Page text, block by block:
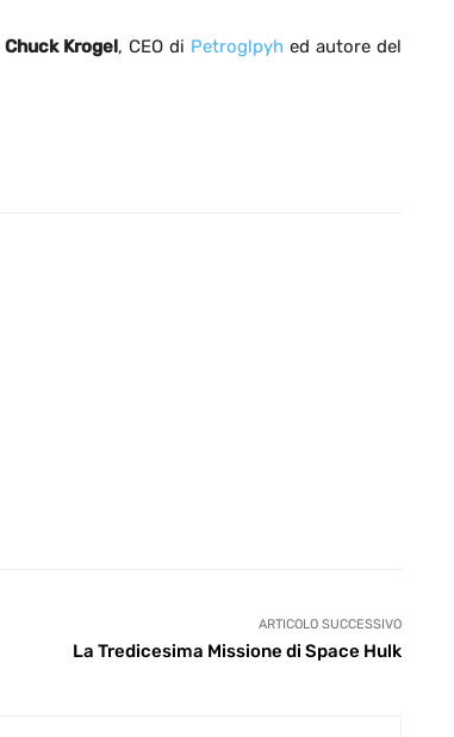
Chuck Krogel, CEO di Petroglpyh ed autore del
ARTICOLO SUCCESSIVO
La Tredicesima Missione di Space Hulk